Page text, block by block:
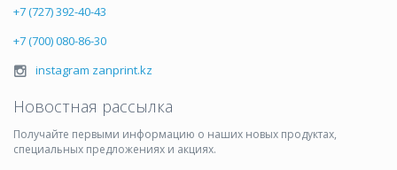
+7 (727) 392-40-43
+7 (700) 080-86-30
instagram zanprint.kz
Новостная рассылка
Получайте первыми информацию о наших новых продуктах,
специальных предложениях и акциях.